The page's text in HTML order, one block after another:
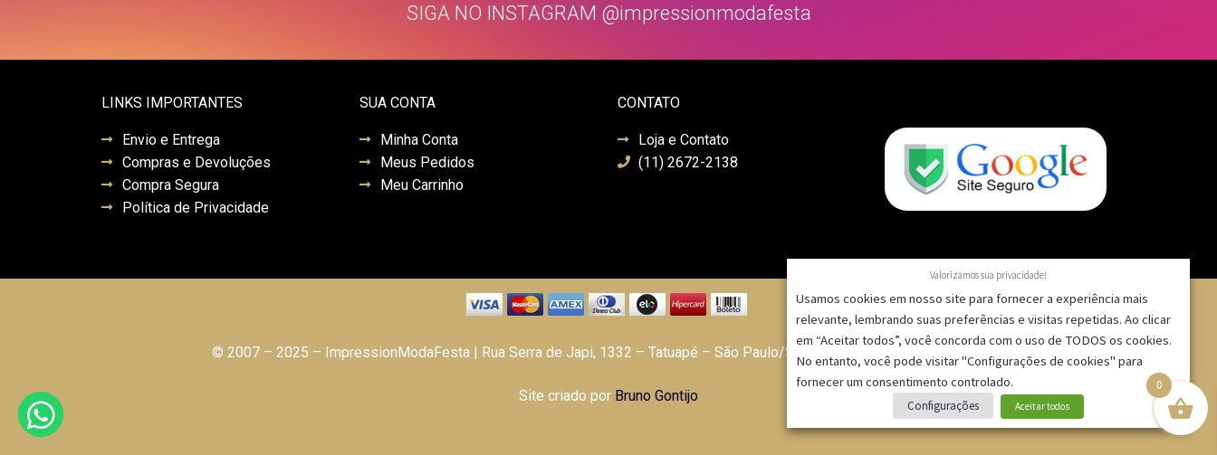
SIGA NO INSTAGRAM @impressionmodafesta
LINKS IMPORTANTES
Envio e Entrega
Compras e Devoluções
Compra Segura
Política de Privacidade
SUA CONTA
Minha Conta
Meus Pedidos
Meu Carrinho
CONTATO
Loja e Contato
(11) 2672-2138
© 2007 – 2025 – ImpressionModaFesta | Rua Serra de Japi, 1332 – Tatuapé – São Paulo/SP – CNPJ: 09.271.257/0001-52 |
Site criado por Bruno Gontijo
0
Valorizamos sua privacidade!
Usamos cookies em nosso site para fornecer a experiência mais
relevante, lembrando suas preferências e visitas repetidas. Ao clicar
em “Aceitar todos”, você concorda com o uso de TODOS os cookies.
No entanto, você pode visitar "Configurações de cookies" para
fornecer um consentimento controlado.
Configurações Aceitar todos